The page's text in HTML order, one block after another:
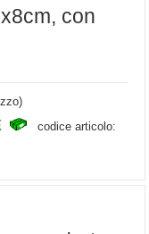
con
codice articolo: